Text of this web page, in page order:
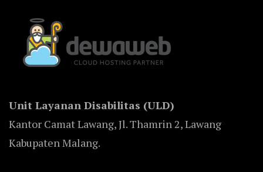
Unit Layanan Disabilitas (ULD)
Kantor Camat Lawang, Jl. Thamrin 2, Lawang
Kabupaten Malang.